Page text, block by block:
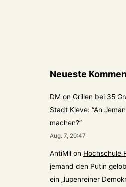
Neueste
DM on Grillen bei 35
Stadt Kleve: “An
machen?”
Aug. 7, 20:47
AntiMil on Hochschule
jemand den Putin
ein „lupenreiner